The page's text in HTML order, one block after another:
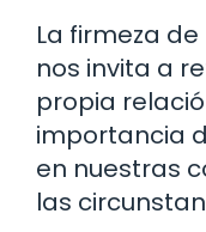
La firmeza
nos invita a
propia
importancia
en nuestras
las